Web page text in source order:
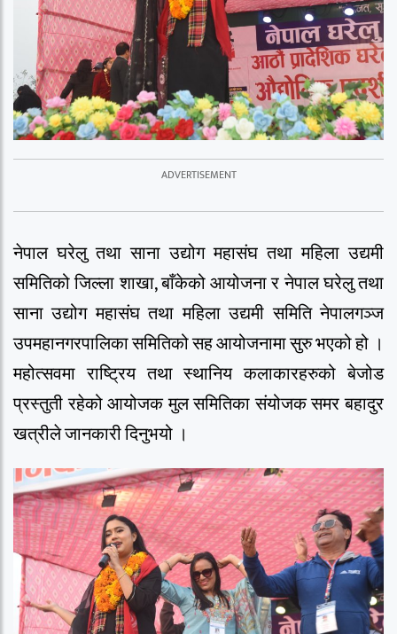
नेपाल घरेलु तथा साना उद्योग महासंघ तथा महिला उद्यमी
समितिको जिल्ला शाखा, बाँकेको आयोजना र नेपाल घरेलु तथा
साना उद्योग महासंघ तथा महिला उद्यमी समिति नेपालगञ्ज
उपमहानगरपालिका समितिको सह आयोजनामा सुरु भएको हो ।
महोत्सवमा राष्ट्रिय तथा स्थानिय कलाकारहरुको बेजोड
प्रस्तुती रहेको आयोजक मुल समितिका संयोजक समर बहादुर
खत्रीले जानकारी दिनुभयो ।